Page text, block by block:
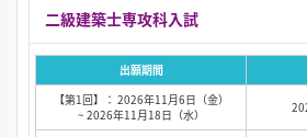
出願期間
【第1回】： 2026年11月6日（金）
~ 2026年11月18日（水）